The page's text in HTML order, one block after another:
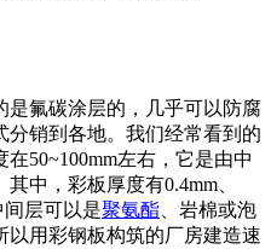
是氟碳涂层的，几乎可以防腐
分销到各地。我们经常看到的
50~100mm左右，它是由中
中，彩板厚度有0.4mm、
间层可以是聚氨酯 、岩棉或泡
用彩钢板构筑的厂房建造速